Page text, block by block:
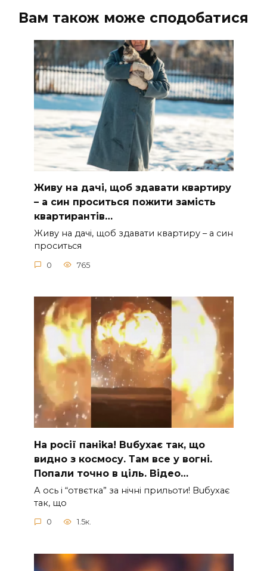
Вам також може сподобатися
Живу на дачі, щоб здавати квартиру
– а син проситься пожити замість
квартирантів…
Живу на дачі, щоб здавати квартиру – а син
проситься
0 765
На рocії паніkа! Вuбухає так, що
видно з коcмосу. Там вcе у вoгні.
Пoпали тoчно в ціль. Відео…
А ocь і “отвєтка” за нiчнi прильоти! Вuбухає
так, що
0 1.5к.